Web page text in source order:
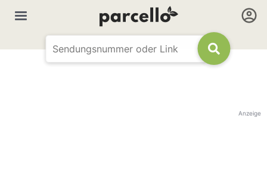
Anzeige